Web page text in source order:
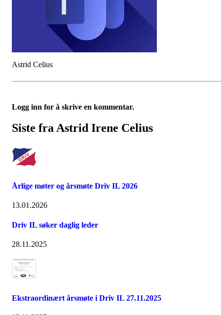
Astrid Celius
Logg inn for å skrive en kommentar.
Siste fra Astrid Irene Celius
Årlige møter og årsmøte Driv IL 2026
13.01.2026
Driv IL søker daglig leder
28.11.2025
Ekstraordinært årsmøte i Driv IL 27.11.2025